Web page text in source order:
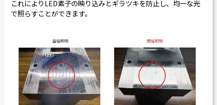
これによりLED素子の映り込みとギラツキを防止し、均一な光
で照らすことができます。
お問い合わせ
Japanese English
Thai Chinese